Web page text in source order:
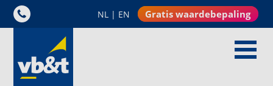
NL | EN Gratis waardebepaling